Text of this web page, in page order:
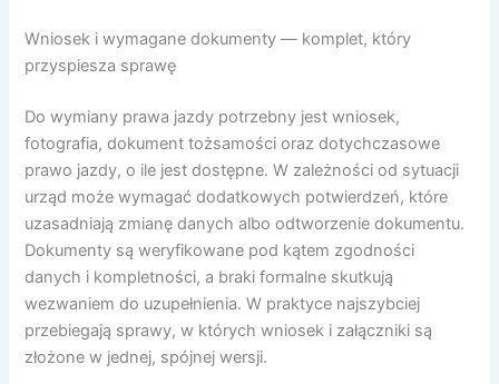
Wniosek i wymagane dokumenty — komplet, który
przyspiesza sprawę
Do wymiany prawa jazdy potrzebny jest wniosek,
fotografia, dokument tożsamości oraz dotychczasowe
prawo jazdy, o ile jest dostępne. W zależności od sytuacji
urząd może wymagać dodatkowych potwierdzeń, które
uzasadniają zmianę danych albo odtworzenie dokumentu.
Dokumenty są weryfikowane pod kątem zgodności
danych i kompletności, a braki formalne skutkują
wezwaniem do uzupełnienia. W praktyce najszybciej
przebiegają sprawy, w których wniosek i załączniki są
złożone w jednej, spójnej wersji.